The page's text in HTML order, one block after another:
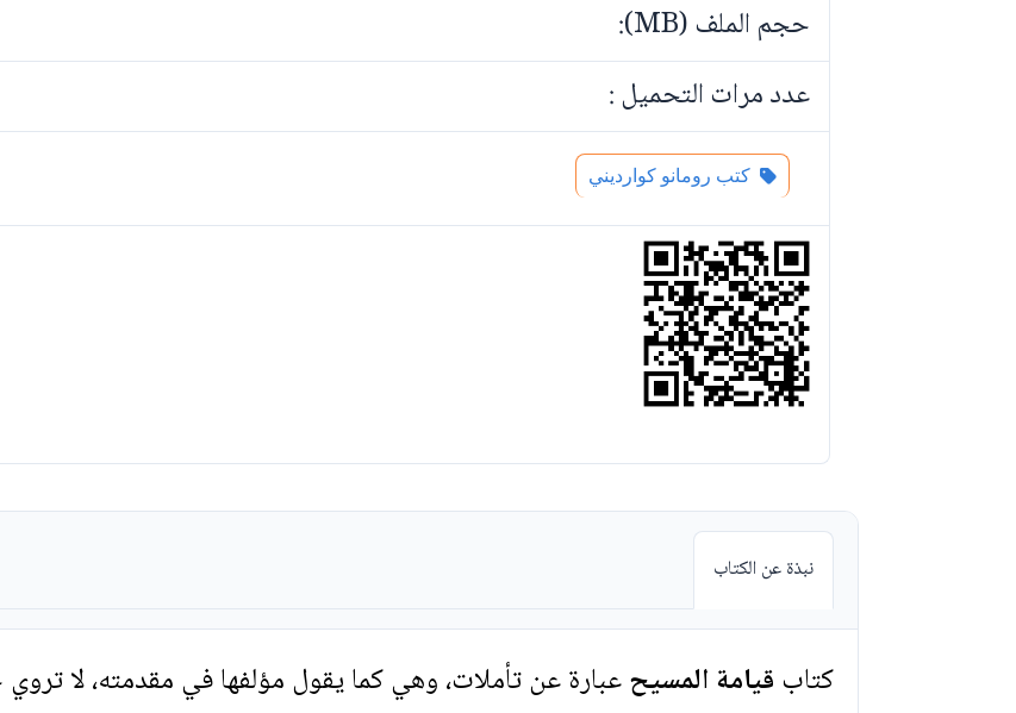
حجم الملف (MB):
عدد مرات التحميل :
كتب رومانو كوارديني
نبذة عن الكتاب
كتابقيامة المسيحعبارة عن تأملات، وهي كما يقول مؤلفها في مقدمته، لا